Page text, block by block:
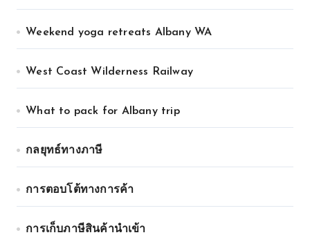
Weekend yoga retreats Albany WA
West Coast Wilderness Railway
What to pack for Albany trip
กลยุทธ์ทางภาษี
การตอบโต้ทางการค้า
การเก็บภาษีสินค้านำเข้า